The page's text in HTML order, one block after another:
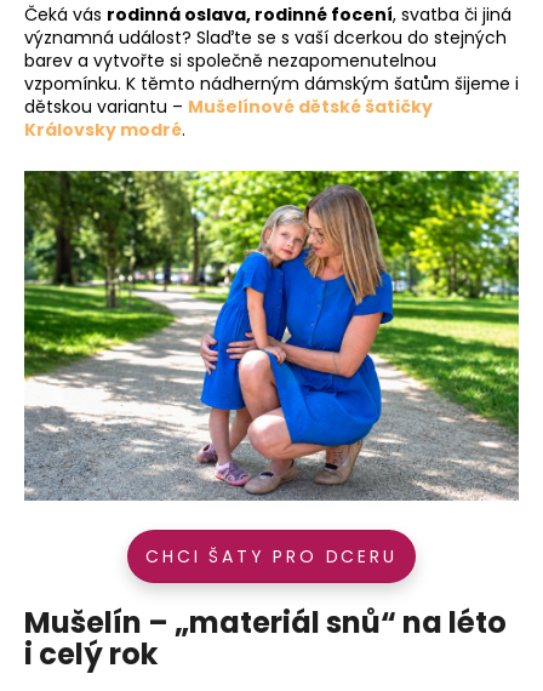
Čeká vás rodinná oslava, rodinné focení, svatba či jiná
významná událost? Slaďte se s vaší dcerkou do stejných
barev a vytvořte si společně nezapomenutelnou
vzpomínku. K těmto nádherným dámským šatům šijeme i
dětskou variantu – Mušelínové dětské šatičky
Královsky modré.
CHCI ŠATY PRO DCERU
Mušelín – „materiál snů“ na léto
i celý rok